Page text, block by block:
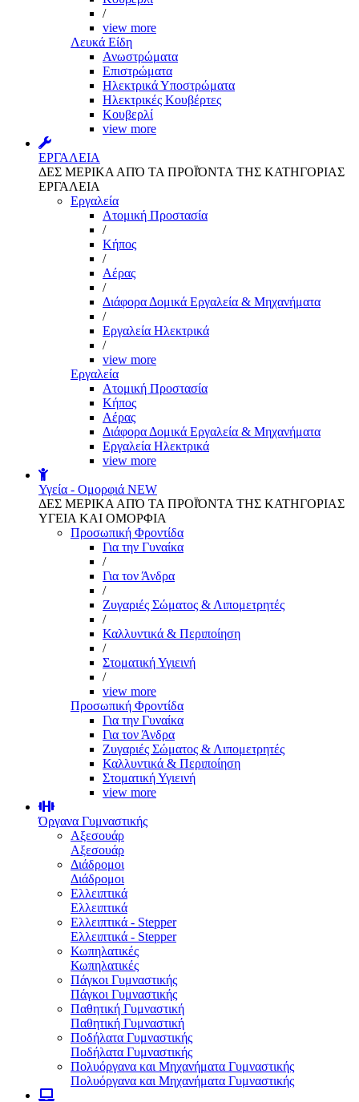
/
view more
Λευκά Είδη
Ανωστρώματα
Επιστρώματα
Ηλεκτρικά Υποστρώματα
Ηλεκτρικές Κουβέρτες
Κουβερλί
view more
ΕΡΓΑΛΕΙΑ
ΔΕΣ ΜΕΡΙΚΑ ΑΠΌ ΤΑ ΠΡΟΪΌΝΤΑ ΤΗΣ ΚΑΤΗΓΟΡΙΑΣ
ΕΡΓΑΛΕΙΑ
Εργαλεία
Aτομική Προστασία
/
Kήπος
/
Αέρας
/
Διάφορα Δομικά Εργαλεία & Μηχανήματα
/
Εργαλεία Ηλεκτρικά
/
view more
Εργαλεία
Aτομική Προστασία
Kήπος
Αέρας
Διάφορα Δομικά Εργαλεία & Μηχανήματα
Εργαλεία Ηλεκτρικά
view more
Υγεία - Ομορφιά NEW
ΔΕΣ ΜΕΡΙΚΑ ΑΠΌ ΤΑ ΠΡΟΪΌΝΤΑ ΤΗΣ ΚΑΤΗΓΟΡΙΑΣ
ΥΓΕΙΑ ΚΑΙ ΟΜΟΡΦΙΑ
Προσωπική Φροντίδα
Για την Γυναίκα
/
Για τον Άνδρα
/
Ζυγαριές Σώματος & Λιπομετρητές
/
Καλλυντικά & Περιποίηση
/
Στοματική Υγιεινή
/
view more
Προσωπική Φροντίδα
Για την Γυναίκα
Για τον Άνδρα
Ζυγαριές Σώματος & Λιπομετρητές
Καλλυντικά & Περιποίηση
Στοματική Υγιεινή
view more
Όργανα Γυμναστικής
Αξεσουάρ
Αξεσουάρ
Διάδρομοι
Διάδρομοι
Ελλειπτικά
Ελλειπτικά
Ελλειπτικά - Stepper
Ελλειπτικά - Stepper
Κωπηλατικές
Κωπηλατικές
Πάγκοι Γυμναστικής
Πάγκοι Γυμναστικής
Παθητική Γυμναστική
Παθητική Γυμναστική
Ποδήλατα Γυμναστικής
Ποδήλατα Γυμναστικής
Πολυόργανα και Μηχανήματα Γυμναστικής
Πολυόργανα και Μηχανήματα Γυμναστικής